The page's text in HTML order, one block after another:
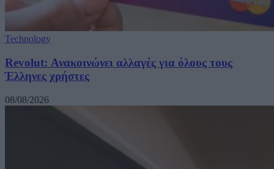
Technology
Revolut: Ανακοινώνει αλλαγές για όλους τους
Έλληνες χρήστες
08/08/2026